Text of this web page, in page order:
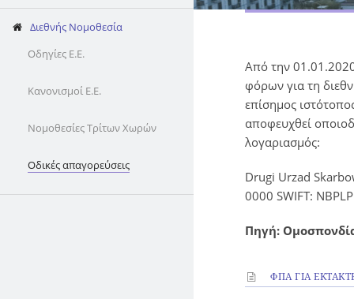
Διεθνής Νομοθεσία
Οδηγίες Ε.Ε.
Κανονισμοί Ε.Ε.
Νομοθεσίες Τρίτων Χωρών
Οδικές απαγορεύσεις
Από την
φόρων για τη
επίσημος
αποφευχθεί
λογαριασμός:
Drugi Urzad
0000 SWIFT:
Πηγή:
ΦΠΑ ΓΙΑ